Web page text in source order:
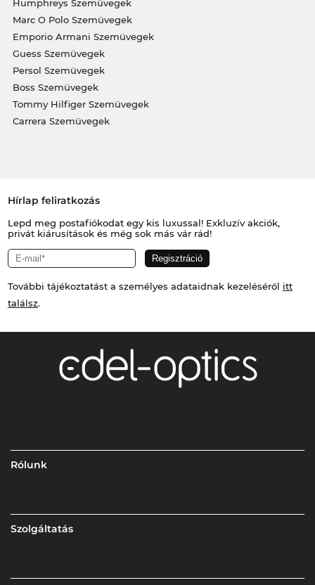
Humphreys Szemüvegek
Marc O Polo Szemüvegek
Emporio Armani Szemüvegek
Guess Szemüvegek
Persol Szemüvegek
Boss Szemüvegek
Tommy Hilfiger Szemüvegek
Carrera Szemüvegek
Hírlap feliratkozás
Lepd meg postafiókodat egy kis luxussal! Exkluzív akciók,
privát kiárusítások és még sok más vár rád!
További tájékoztatást a személyes adataidnak kezeléséről itt
találsz.
Rólunk
Szolgáltatás